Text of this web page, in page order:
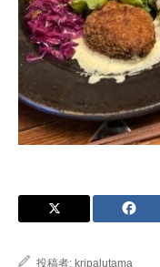
投稿者: kripalutama